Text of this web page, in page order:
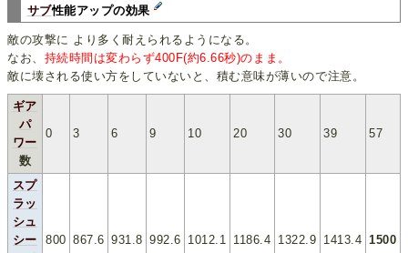
サブ性能アップの効果
敵の攻撃に より多く耐えられるようになる。
なお、 持続時間は変わらず400F(約6.66秒)のまま。
敵に壊される使い方をしていないと、積む意味が薄いので注意。
ギア
パ
ワー
数
0 3 6 9 10 20 30 39 57
スプ
ラッ
シュ
シー
800 867.6 931.8 992.6 1012.1 1186.4 1322.9 1413.4 1500